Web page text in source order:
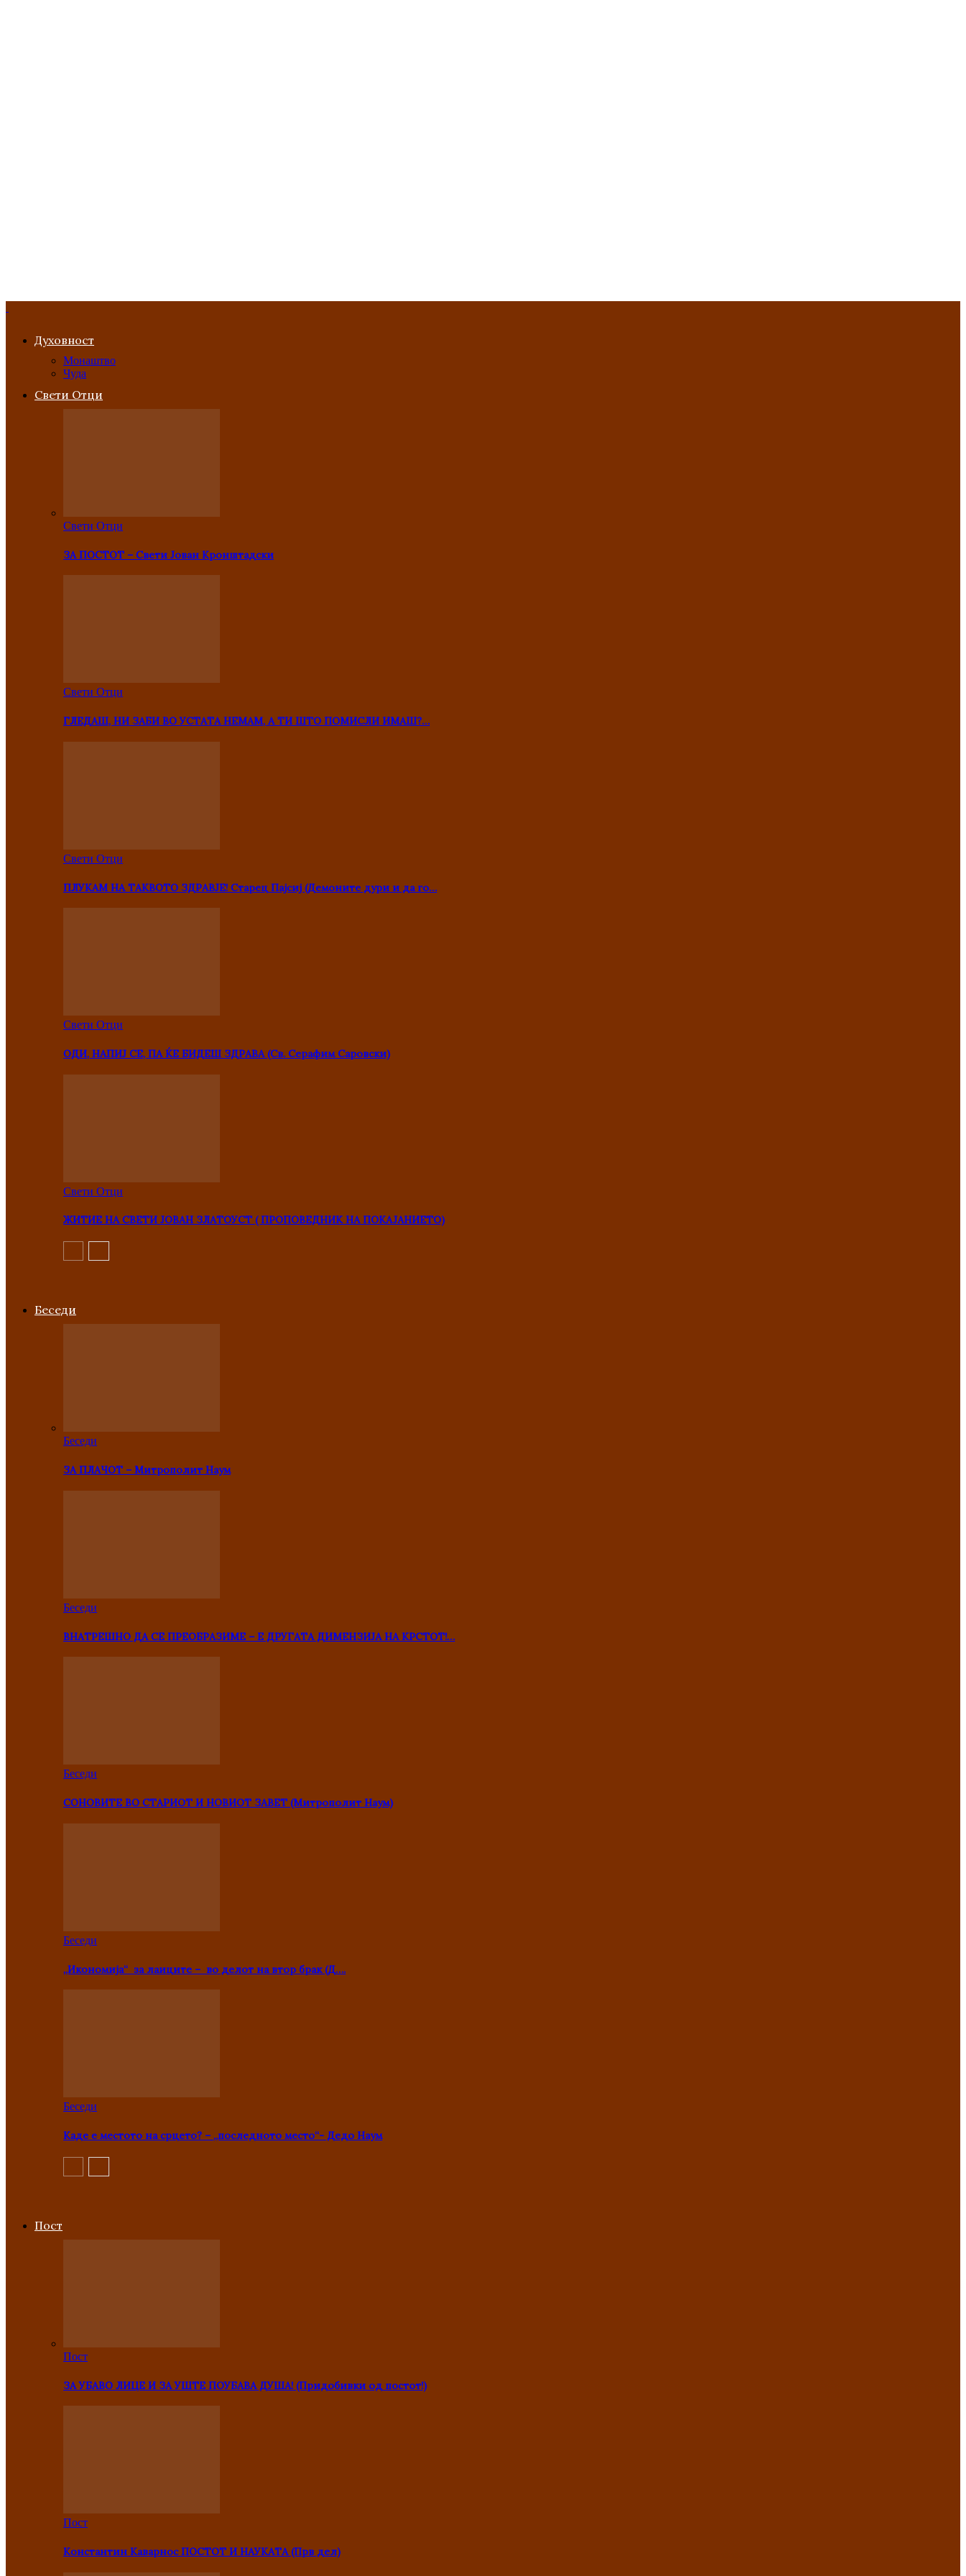
Духовност
Монаштво
Чуда
Свети Отци
Свети Отци
ЗА ПОСТОТ – Свети Јован Кронштадски
Свети Отци
ГЛЕДАШ, НИ ЗАБИ ВО УСТАТА НЕМАМ, А ТИ ШТО ПОМИСЛИ ИМАШ?…
Свети Отци
ПЛУКАМ НА ТАКВОТО ЗДРАВЈЕ! Старец Пајсиј (Демоните дури и да го…
Свети Отци
ОДИ, НАПИЈ СЕ, ПА ЌЕ БИДЕШ ЗДРАВА (Св. Серафим Саровски)
Свети Отци
ЖИТИЕ НА СВЕТИ ЈОВАН ЗЛАТОУСТ ( ПРОПОВЕДНИК НА ПОКАЈАНИЕТО)
Беседи
Беседи
ЗА ПЛАЧОТ – Митрополит Наум
Беседи
ВНАТРЕШНО ДА СЕ ПРЕОБРАЗИМЕ – Е ДРУГАТА ДИМЕНЗИЈА НА КРСТОТ!…
Беседи
СОНОВИТЕ ВО СТАРИОТ И НОВИОТ ЗАВЕТ (Митрополит Наум)
Беседи
„Икономија“ за лаиците – во делот на втор брак (Д….
Беседи
Каде е местото на срцето? – „последното место“- Дедо Наум
Пост
Пост
ЗА УБАВО ЛИЦЕ И ЗА УШТЕ ПОУБАВА ДУША! (Придобивки од постот!)
Пост
Константин Каварнос ПОСТОТ И НАУКАТА (Прв дел)